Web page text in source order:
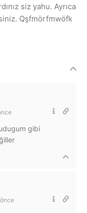
siz yahu. Ayrıca
Qşfmörfmwöfk
gibi
önce